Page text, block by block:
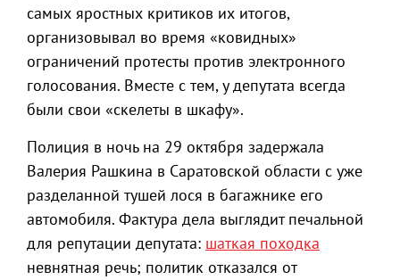
самых яростных критиков их итогов,
организовывал во время «ковидных»
ограничений протесты против электронного
голосования. Вместе с тем, у депутата всегда
были свои «скелеты в шкафу».
Полиция в ночь на 29 октября задержала
Валерия Рашкина в Саратовской области с уже
разделанной тушей лося в багажнике его
автомобиля. Фактура дела выглядит печальной
для репутации депутата: шаткая походка
невнятная речь; политик отказался от